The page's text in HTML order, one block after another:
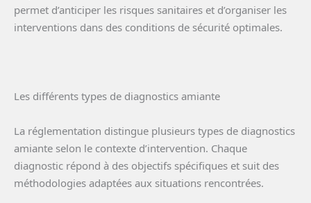
permet d’anticiper les risques sanitaires et d’organiser les
interventions dans des conditions de sécurité optimales.
Les différents types de diagnostics amiante
La réglementation distingue plusieurs types de diagnostics
amiante selon le contexte d’intervention. Chaque
diagnostic répond à des objectifs spécifiques et suit des
méthodologies adaptées aux situations rencontrées.